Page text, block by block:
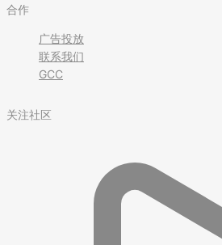
合作
广告投放
联系我们
GCC
关注社区